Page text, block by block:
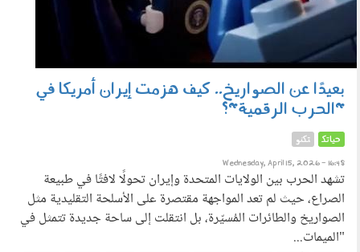
بعيدًا عن الصواريخ.. كيف هزمت إيران أمريكا في
"الحرب الرقمية"؟
حياتك تكنو
Wednesday, April 15, 2026 - 16:48
تشهد الحرب بين الولايات المتحدة وإيران تحولًا لافتًا في طبيعة
الصراع، حيث لم تعد المواجهة مقتصرة على الأسلحة التقليدية مثل
الصواريخ والطائرات المُسيّرة، بل انتقلت إلى ساحة جديدة تتمثل في
"الميمات...